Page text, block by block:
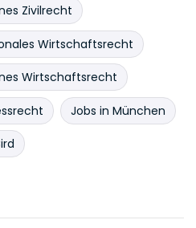
Zivilrecht
Wirtschaftsrecht
Wirtschaftsrecht
Jobs in München